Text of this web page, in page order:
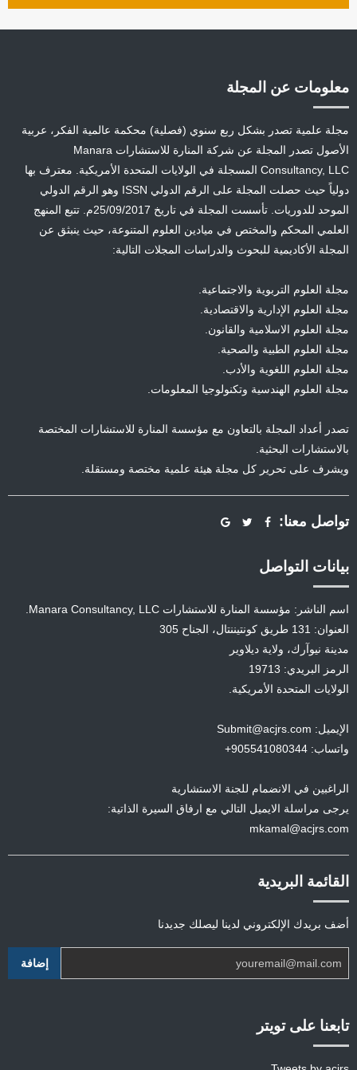
معلومات عن المجلة
مجلة علمية تصدر بشكل ربع سنوي (فصلية) محكمة عالمية الفكر، عربية
الأصول تصدر المجلة عن شركة المنارة للاستشارات Manara
Consultancy, LLC المسجلة في الولايات المتحدة الأمريكية. معترف بها
دولياً حيث حصلت المجلة على الرقم الدولي ISSN وهو الرقم الدولي
الموحد للدوريات. تأسست المجلة في تاريخ 25/09/2017م. تتبع المنهج
العلمي المحكم والمختص في ميادين العلوم المتنوعة، حيث ينبثق عن
المجلة الأكاديمية للبحوث والدراسات المجلات التالية:
مجلة العلوم التربوية والاجتماعية.
مجلة العلوم الإدارية والاقتصادية.
مجلة العلوم الاسلامية والقانون.
مجلة العلوم الطبية والصحية.
مجلة العلوم اللغوية والأدب.
مجلة العلوم الهندسية وتكنولوجيا المعلومات.
تصدر أعداد المجلة بالتعاون مع مؤسسة المنارة للاستشارات المختصة
بالاستشارات البحثية.
ويشرف على تحرير كل مجلة هيئة علمية مختصة ومستقلة.
تواصل معنا:
بيانات التواصل
اسم الناشر: مؤسسة المنارة للاستشارات Manara Consultancy, LLC.
العنوان: 131 طريق كونتيننتال، الجناح 305
مدينة نيوآرك، ولاية ديلاوير
الرمز البريدي: 19713
الولايات المتحدة الأمريكية.
الإيميل: Submit@acjrs.com
واتساب: 905541080344+
الراغبين في الانضمام للجنة الاستشارية
يرجى مراسلة الايميل التالي مع ارفاق السيرة الذاتية:
mkamal@acjrs.com
القائمة البريدية
أضف بريدك الإلكتروني لدينا ليصلك جديدنا
تابعنا على تويتر